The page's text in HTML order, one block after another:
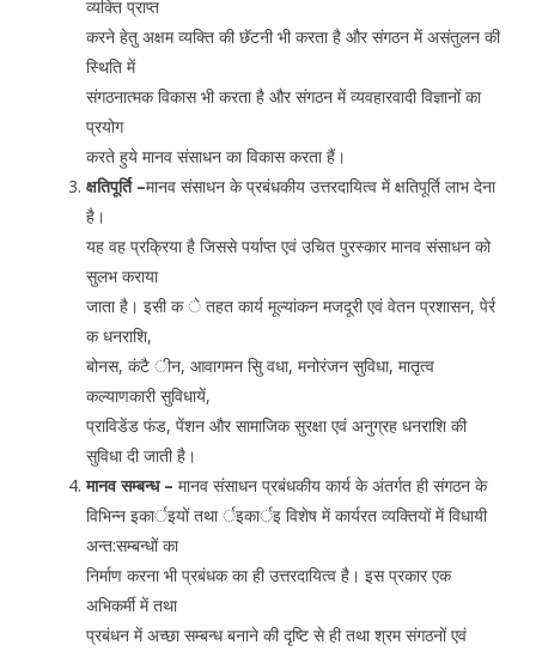
व्यक्ति प्राप्त
करने हेतु अक्षम व्यक्ति की छॅटनी भी करता है और संगठन में असंतुलन की
स्थिति में
संगठनात्मक विकास भी करता है और संगठन में व्यवहारवादी विज्ञानों का
प्रयोग
करते हुये मानव संसाधन का विकास करता हैं।
क्षतिपूर्ति –मानव संसाधन के प्रबंधकीय उत्तरदायित्व में क्षतिपूर्ति लाभ देना
है।
यह वह प्रक्रिया है जिससे पर्याप्त एवं उचित पुरस्कार मानव संसाधन को
सुलभ कराया
जाता है। इसी क े तहत कार्य मूल्यांकन मजदूरी एवं वेतन प्रशासन, पेर्र
क धनराशि,
बोनस, कंटै ीन, आवागमन सुि वधा, मनोरंजन सुविधा, मातृत्व
कल्याणकारी सुविधायें,
प्राविडेंड फंड, पेंशन और सामाजिक सुरक्षा एवं अनुग्रह धनराशि की
सुविधा दी जाती है।
मानव सम्बन्ध – मानव संसाधन प्रबंधकीय कार्य के अंतर्गत ही संगठन के
विभिन्न इकार्इयों तथा र्इकार्इ विशेष में कार्यरत व्यक्तियों में विधायी
अन्त:सम्बन्धों का
निर्माण करना भी प्रबंधक का ही उत्तरदायित्व है। इस प्रकार एक
अभिकर्मी में तथा
प्रबंधन में अच्छा सम्बन्ध बनाने की दृष्टि से ही तथा श्रम संगठनों एवं